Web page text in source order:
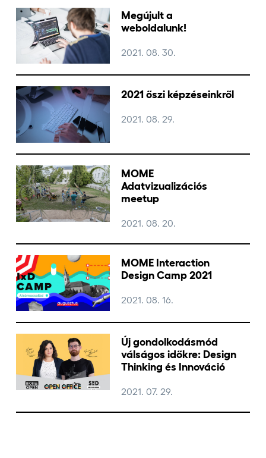
Megújult a
weboldalunk!
2021. 08. 30.
2021 őszi képzéseinkről
2021. 08. 29.
MOME
Adatvizualizációs
meetup
2021. 08. 20.
MOME Interaction
Design Camp 2021
2021. 08. 16.
Új gondolkodásmód
válságos időkre: Design
Thinking és Innováció
2021. 07. 29.